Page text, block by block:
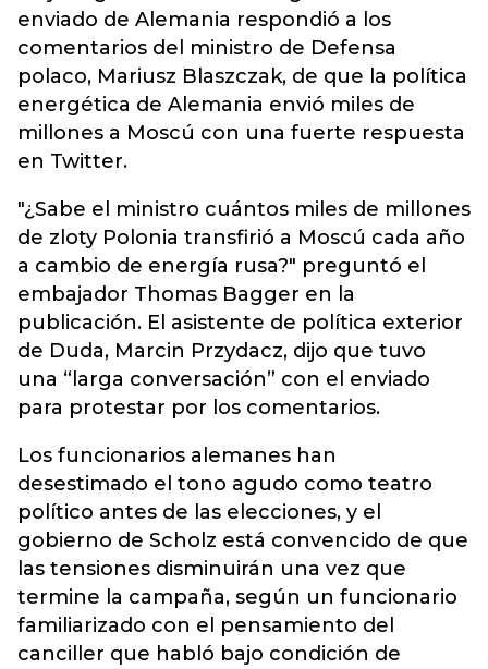
enviado de Alemania respondió a los
comentarios del ministro de Defensa
polaco, Mariusz Blaszczak, de que la política
energética de Alemania envió miles de
millones a Moscú con una fuerte respuesta
en Twitter.
"¿Sabe el ministro cuántos miles de millones
de zloty Polonia transfirió a Moscú cada año
a cambio de energía rusa?" preguntó el
embajador Thomas Bagger en la
publicación. El asistente de política exterior
de Duda, Marcin Przydacz, dijo que tuvo
una “larga conversación” con el enviado
para protestar por los comentarios.
Los funcionarios alemanes han
desestimado el tono agudo como teatro
político antes de las elecciones, y el
gobierno de Scholz está convencido de que
las tensiones disminuirán una vez que
termine la campaña, según un funcionario
familiarizado con el pensamiento del
canciller que habló bajo condición de